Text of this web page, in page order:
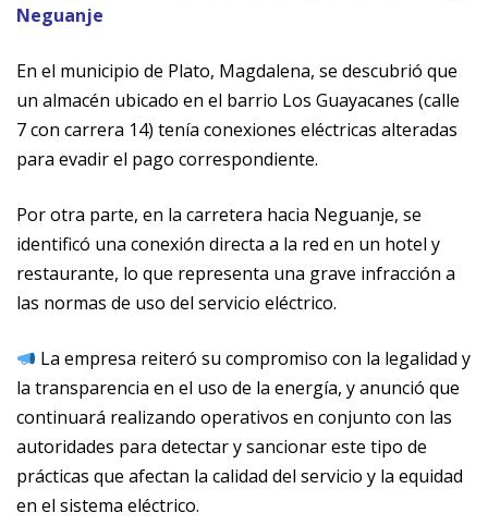
Neguanje
En el municipio de Plato, Magdalena, se descubrió que
un almacén ubicado en el barrio Los Guayacanes (calle
7 con carrera 14) tenía conexiones eléctricas alteradas
para evadir el pago correspondiente.
Por otra parte, en la carretera hacia Neguanje, se
identificó una conexión directa a la red en un hotel y
restaurante, lo que representa una grave infracción a
las normas de uso del servicio eléctrico.
La empresa reiteró su compromiso con la legalidad y
la transparencia en el uso de la energía, y anunció que
continuará realizando operativos en conjunto con las
autoridades para detectar y sancionar este tipo de
prácticas que afectan la calidad del servicio y la equidad
en el sistema eléctrico.